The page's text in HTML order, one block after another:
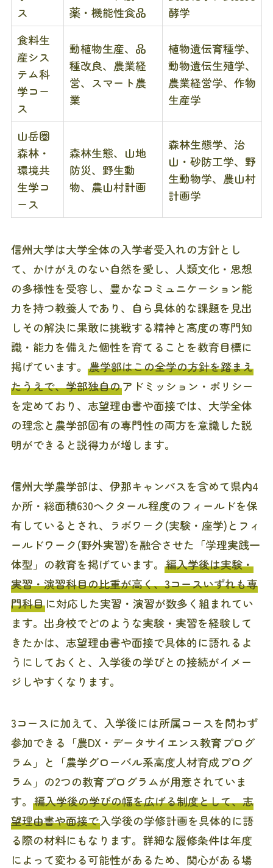
ス
薬・機能性食品
酵学
食料生
産シス
テム科
学コー
ス
動植物生産、品
種改良、農業経
営、スマート農
業
植物遺伝育種学、
動物遺伝生殖学、
農業経営学、作物
生産学
山岳圏
森林・
環境共
生学コ
ース
森林生態、山地
防災、野生動
物、農山村計画
森林生態学、治
山・砂防工学、野
生動物学、農山村
計画学
信州大学は大学全体の入学者受入れの方針とし
て、かけがえのない自然を愛し、人類文化・思想
の多様性を受容し、豊かなコミュニケーション能
力を持つ教養人であり、自ら具体的な課題を見出
しその解決に果敢に挑戦する精神と高度の専門知
識・能力を備えた個性を育てることを教育目標に
掲げています。 農学部はこの全学の方針を踏まえ
たうえで、学部独自のアドミッション・ポリシー
を定めており、志望理由書や面接では、大学全体
の理念と農学部固有の専門性の両方を意識した説
明ができると説得力が増します。
信州大学農学部は、伊那キャンパスを含めて県内4
か所・総面積630ヘクタール程度のフィールドを保
有しているとされ、ラボワーク(実験・座学)とフィ
ールドワーク(野外実習)を融合させた「学理実践一
体型」の教育を掲げています。 編入学後は実験・
実習・演習科目の比重が高く、3コースいずれも専
門科目に対応した実習・演習が数多く組まれてい
ます。出身校でどのような実験・実習を経験して
きたかは、志望理由書や面接で具体的に語れるよ
うにしておくと、入学後の学びとの接続がイメー
ジしやすくなります。
3コースに加えて、入学後には所属コースを問わず
参加できる「農DX・データサイエンス教育プログ
ラム」と「農学グローバル系高度人材育成プログ
ラム」の2つの教育プログラムが用意されていま
す。 編入学後の学びの幅を広げる制度として、志
望理由書や面接で入学後の学修計画を具体的に語
る際の材料にもなります。詳細な履修条件は年度
によって変わる可能性があるため、関心がある場